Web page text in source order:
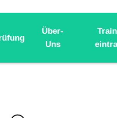
Über-
Uns